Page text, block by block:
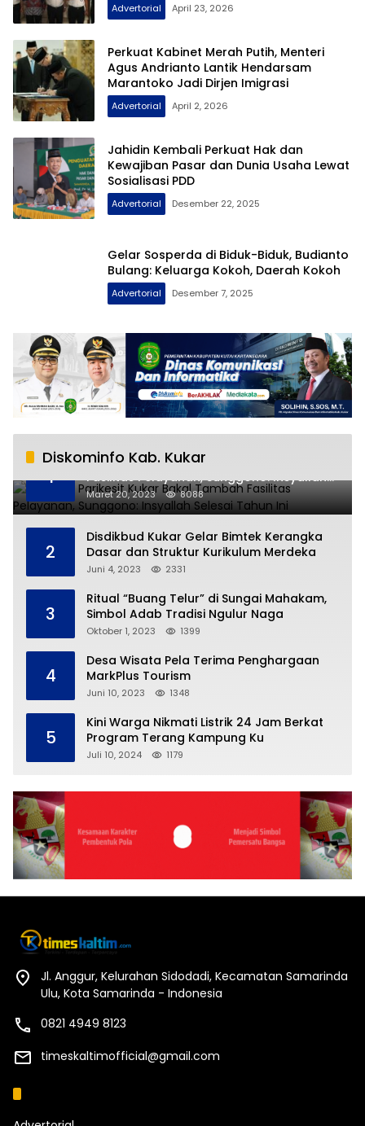
Advertorial April 23, 2026
Perkuat Kabinet Merah Putih, Menteri
Agus Andrianto Lantik Hendarsam
Marantoko Jadi Dirjen Imigrasi
Advertorial April 2, 2026
Jahidin Kembali Perkuat Hak dan
Kewajiban Pasar dan Dunia Usaha Lewat
Sosialisasi PDD
Advertorial Desember 22, 2025
Gelar Sosperda di Biduk-Biduk, Budianto
Bulang: Keluarga Kokoh, Daerah Kokoh
Advertorial Desember 7, 2025
Diskominfo Kab. Kukar
1
RSUD AM Parikesit Kukar Bakal Tambah
Fasilitas Pelayanan, Sunggono: Insyallah
Selesai Tahun Ini
Maret 20, 2023 8088
2
Disdikbud Kukar Gelar Bimtek Kerangka
Dasar dan Struktur Kurikulum Merdeka
Juni 4, 2023 2331
3
Ritual “Buang Telur” di Sungai Mahakam,
Simbol Adab Tradisi Ngulur Naga
Oktober 1, 2023 1399
4
Desa Wisata Pela Terima Penghargaan
MarkPlus Tourism
Juni 10, 2023 1348
5
Kini Warga Nikmati Listrik 24 Jam Berkat
Program Terang Kampung Ku
Juli 10, 2024 1179
Jl. Anggur, Kelurahan Sidodadi, Kecamatan Samarinda
Ulu, Kota Samarinda - Indonesia
0821 4949 8123
timeskaltimofficial@gmail.com